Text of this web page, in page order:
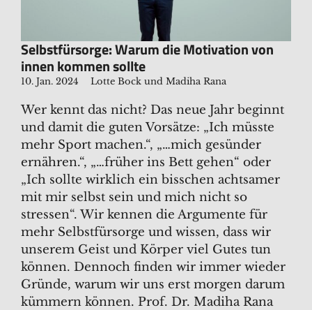
Selbstfürsorge: Warum die Motivation von
innen kommen sollte
10. Jan. 2024 Lotte Bock und Madiha Rana
Wer kennt das nicht? Das neue Jahr beginnt
und damit die guten Vorsätze: „Ich müsste
mehr Sport machen.“, „…mich gesünder
ernähren.“, „…früher ins Bett gehen“ oder
„Ich sollte wirklich ein bisschen achtsamer
mit mir selbst sein und mich nicht so
stressen“. Wir kennen die Argumente für
mehr Selbstfürsorge und wissen, dass wir
unserem Geist und Körper viel Gutes tun
können. Dennoch finden wir immer wieder
Gründe, warum wir uns erst morgen darum
kümmern können. Prof. Dr. Madiha Rana